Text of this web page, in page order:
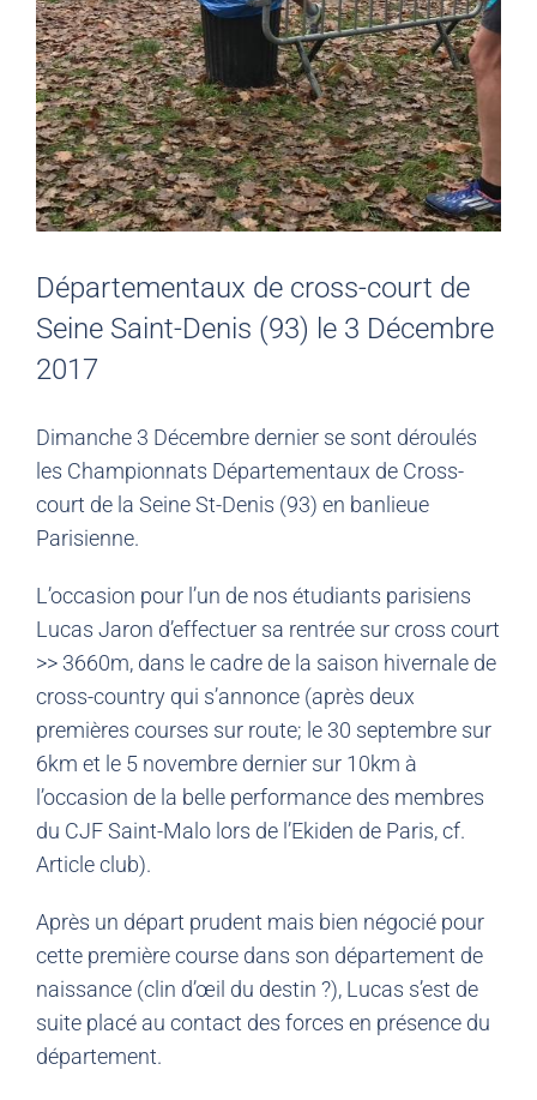
Départementaux de cross-court de
Seine Saint-Denis (93) le 3 Décembre
2017
Dimanche 3 Décembre dernier se sont déroulés
les Championnats Départementaux de Cross-
court de la Seine St-Denis (93) en banlieue
Parisienne.
L’occasion pour l’un de nos étudiants parisiens
Lucas Jaron d’effectuer sa rentrée sur cross court
>> 3660m, dans le cadre de la saison hivernale de
cross-country qui s’annonce (après deux
premières courses sur route; le 30 septembre sur
6km et le 5 novembre dernier sur 10km à
l’occasion de la belle performance des membres
du CJF Saint-Malo lors de l’Ekiden de Paris, cf.
Article club).
Après un départ prudent mais bien négocié pour
cette première course dans son département de
naissance (clin d’œil du destin ?), Lucas s’est de
suite placé au contact des forces en présence du
département.